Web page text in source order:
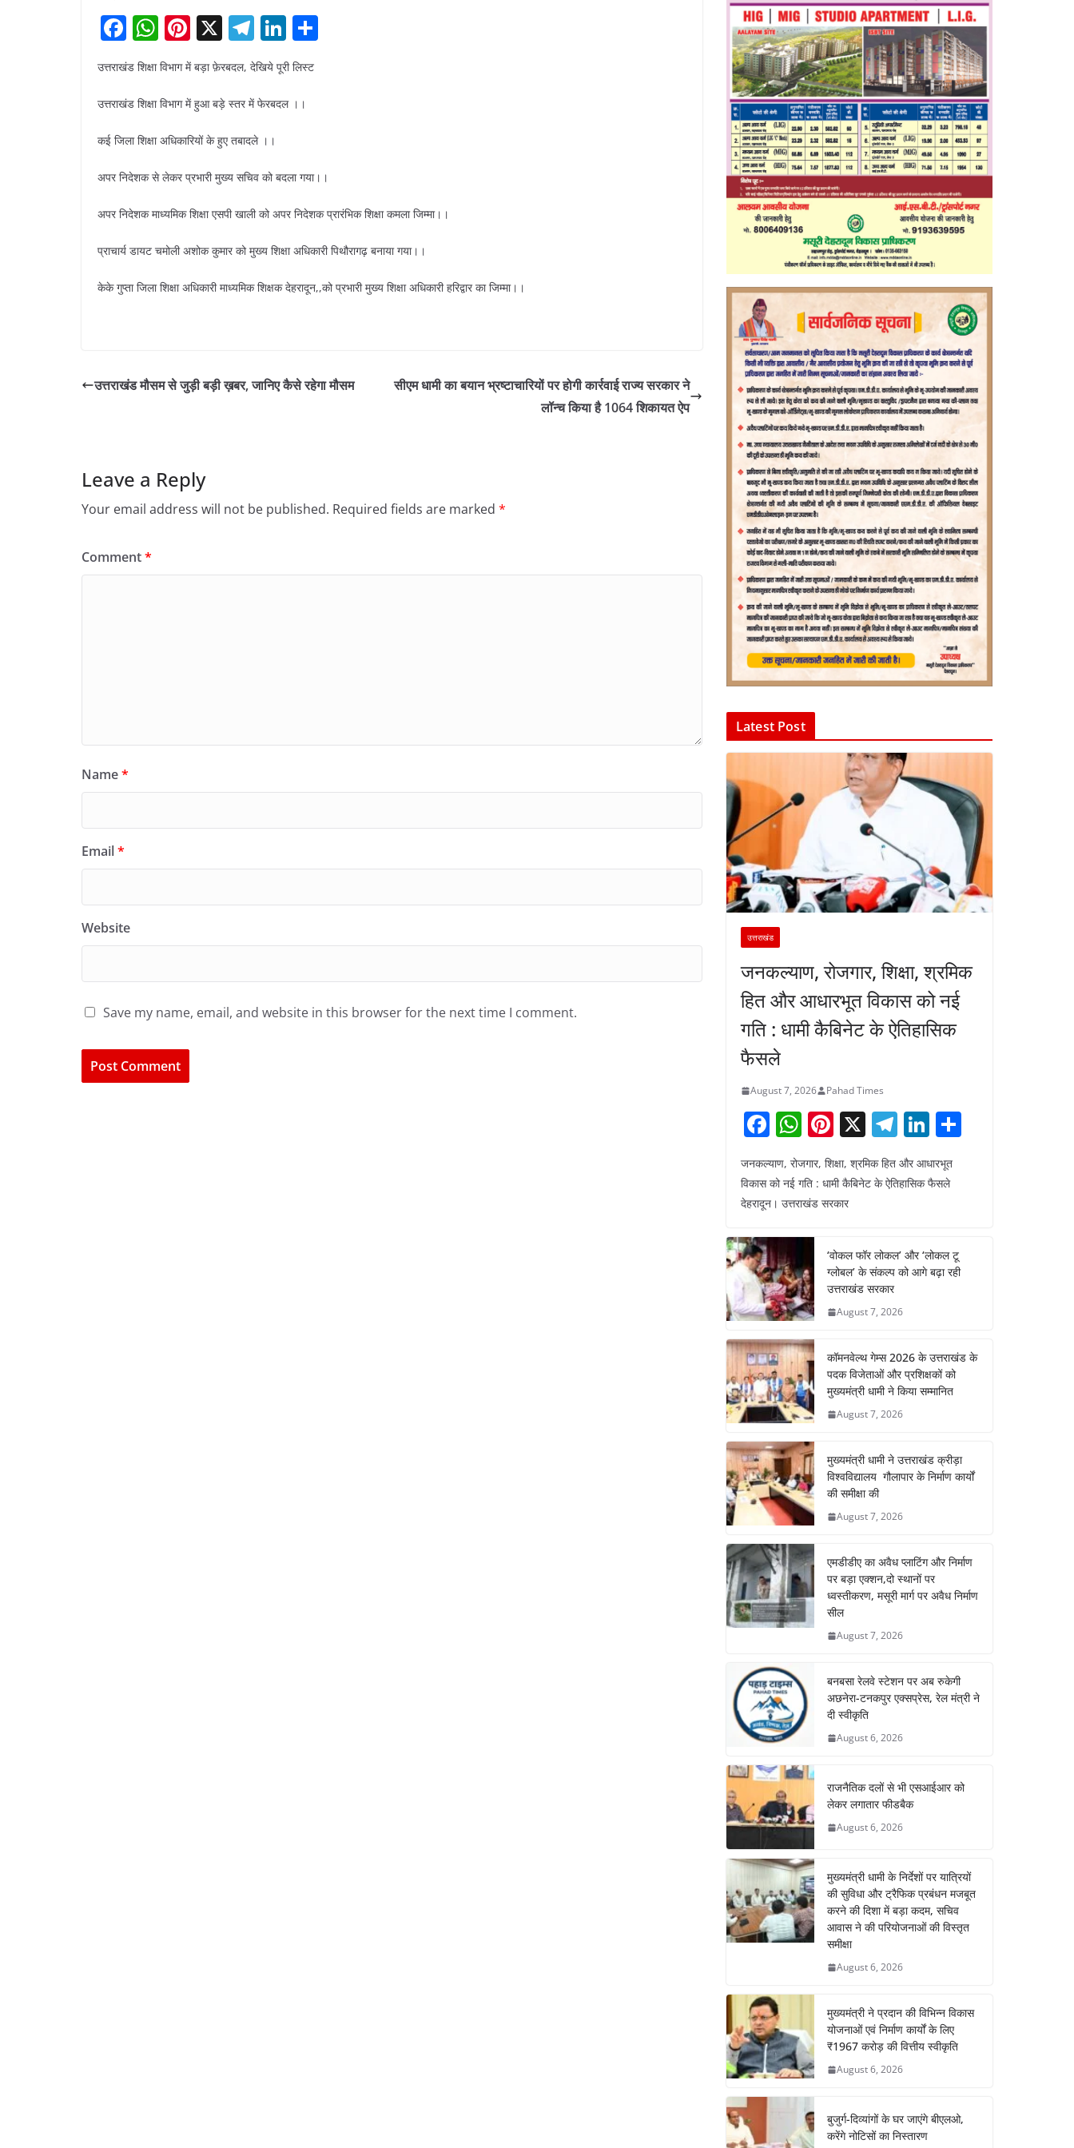
F
a
c
e
b
o
o
k
W
h
at
s
A
p
p
Pi
nt
er
e
st
X T
el
e
gr
a
m
Li
n
k
e
उत्तराखंड शिक्षा विभाग में बड़ा फ़ेरबदल, देखिये पूरी लिस्ट
उत्तराखंड शिक्षा विभाग में हुआ बड़े स्तर में फेरबदल ।।
कई जिला शिक्षा अधिकारियों के हुए तबादले ।।
अपर निदेशक से लेकर प्रभारी मुख्य सचिव को बदला गया।।
अपर निदेशक माध्यमिक शिक्षा एसपी खाली को अपर निदेशक प्रारंभिक शिक्षा कमला जिम्मा।।
प्राचार्य डायट चमोली अशोक कुमार को मुख्य शिक्षा अधिकारी पिथौरागढ़ बनाया गया।।
केके गुप्ता जिला शिक्षा अधिकारी माध्यमिक शिक्षक देहरादून,,को प्रभारी मुख्य शिक्षा अधिकारी हरिद्वार का जिम्मा।।
उत्तराखंड मौसम से जुड़ी बड़ी ख़बर, जानिए कैसे रहेगा मौसम
सीएम धामी का बयान भ्रष्टाचारियों पर होगी कार्रवाई राज्य सरकार ने
लॉन्च किया है 1064 शिकायत ऐप
Leave a Reply
Your email address will not be published. Required fields are marked *
Comment*
Name*
Email*
Website
Save my name, email, and website in this browser for the next time I comment.
Latest Post
उत्तराखंड
जनकल्याण, रोजगार, शिक्षा, श्रमिक
हित और आधारभूत विकास को नई
गति : धामी कैबिनेट के ऐतिहासिक
फैसले
August 7, 2026 Pahad Times
F
c
e
o
o
k
W
at
s
p
Pi
er
e
X T
el
e
m
Li
k
n
जनकल्याण, रोजगार, शिक्षा, श्रमिक हित और आधारभूत
विकास को नई गति : धामी कैबिनेट के ऐतिहासिक फैसले
देहरादून। उत्तराखंड सरकार
‘वोकल फॉर लोकल’ और ‘लोकल टू
ग्लोबल’ के संकल्प को आगे बढ़ा रही
उत्तराखंड सरकार
August 7, 2026
कॉमनवेल्थ गेम्स 2026 के उत्तराखंड के
पदक विजेताओं और प्रशिक्षकों को
मुख्यमंत्री धामी ने किया सम्मानित
August 7, 2026
मुख्यमंत्री धामी ने उत्तराखंड क्रीड़ा
विश्वविद्यालय गौलापार के निर्माण कार्यों
की समीक्षा की
August 7, 2026
एमडीडीए का अवैध प्लाटिंग और निर्माण
पर बड़ा एक्शन,दो स्थानों पर
ध्वस्तीकरण, मसूरी मार्ग पर अवैध निर्माण
सील
August 7, 2026
बनबसा रेलवे स्टेशन पर अब रुकेगी
अछनेरा-टनकपुर एक्सप्रेस, रेल मंत्री ने
दी स्वीकृति
August 6, 2026
राजनैतिक दलों से भी एसआईआर को
लेकर लगातार फीडबैक
August 6, 2026
मुख्यमंत्री धामी के निर्देशों पर यात्रियों
की सुविधा और ट्रैफिक प्रबंधन मजबूत
करने की दिशा में बड़ा कदम, सचिव
आवास ने की परियोजनाओं की विस्तृत
समीक्षा
August 6, 2026
मुख्यमंत्री ने प्रदान की विभिन्न विकास
योजनाओं एवं निर्माण कार्यों के लिए
₹1967 करोड़ की वित्तीय स्वीकृति
August 6, 2026
बुजुर्ग-दिव्यांगों के घर जाएंगे बीएलओ,
करेंगे नोटिसों का निस्तारण